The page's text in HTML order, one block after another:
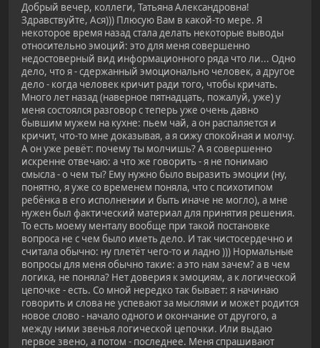
Добрый вечер, коллеги, Татьяна Александровна!
Здравствуйте, Ася))) Плюсую Вам в какой-то мере. Я
некоторое время назад стала делать некоторые выводы
относительно эмоций: это для меня совершенно
недостоверный вид информационного ряда что ли... Одно
дело, что я - сдержанный эмоционально человек, а другое
дело - когда человек кричит ради того, чтобы кричать.
Много лет назад (наверное пятнадцать, пожалуй, уже) у
меня состоялся разговор с теперь уже очень давно
бывшим мужем на кухне: пьем чай, а он распаляется и
кричит, что-то мне доказывая, а я сижу спокойная и молчу.
А он уже ревёт: почему ты молчишь? А я совершенно
искренне отвечаю: а что же говорить - я не понимаю
смысла - о чем ты? Ему нужно было выразить эмоции (ну,
понятно, я уже со временем поняла, что с психотипом
ребёнка в его исполнении и быть иначе не могло), а мне
нужен был фактический материал для принятия решения.
То есть моему менталу вообще при такой постановке
вопроса не с чем было иметь дело. И так чистосердечно и
считала обычно: ну плетёт чего-то и ладно ))) Нормальные
вопросы для меня обычно такие: а это нам зачем? а в чем
логика, не поняла? Нет доверия к эмоциям, а к логической
цепочке - есть. Со мной нередко так бывает: я начинаю
говорить и слова не успевают за мыслями и может родится
новое слово - начало одного и окончание от другого, а
между ними звенья логической цепочки. Или выдаю
первое звено, а потом - последнее. Меня спрашивают